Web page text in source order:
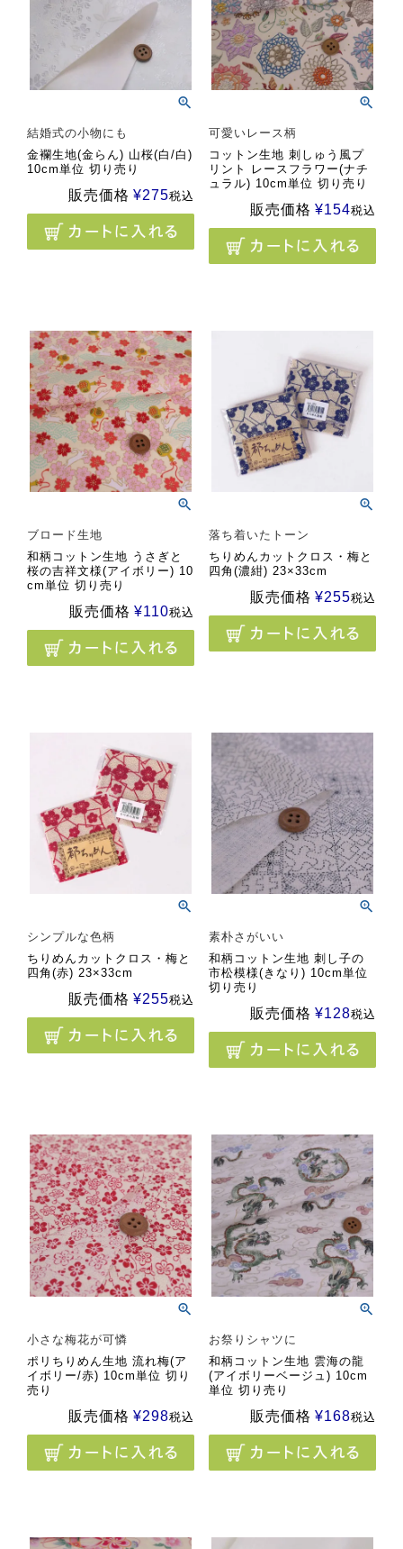
結婚式の小物にも
金襴生地(金らん) 山桜(白/白)
10cm単位 切り売り
販売価格 ¥275税込
可愛いレース柄
コットン生地 刺しゅう風プ
リント レースフラワー(ナチ
ュラル) 10cm単位 切り売り
販売価格 ¥154税込
ブロード生地
和柄コットン生地 うさぎと
桜の吉祥文様(アイボリー) 10
cm単位 切り売り
販売価格 ¥110税込
落ち着いたトーン
ちりめんカットクロス・梅と
四角(濃紺) 23×33cm
販売価格 ¥255税込
シンプルな色柄
ちりめんカットクロス・梅と
四角(赤) 23×33cm
販売価格 ¥255税込
素朴さがいい
和柄コットン生地 刺し子の
市松模様(きなり) 10cm単位
切り売り
販売価格 ¥128税込
小さな梅花が可憐
ポリちりめん生地 流れ梅(ア
イボリー/赤) 10cm単位 切り
売り
販売価格 ¥298税込
お祭りシャツに
和柄コットン生地 雲海の龍
(アイボリーベージュ) 10cm
単位 切り売り
販売価格 ¥168税込